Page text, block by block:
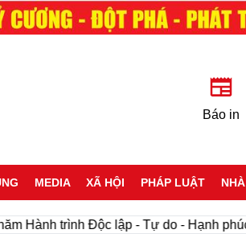
Báo in
MEDIA XÃ HỘI PHÁP LUẬT
trình Độc lập - Tự do - Hạnh phúc